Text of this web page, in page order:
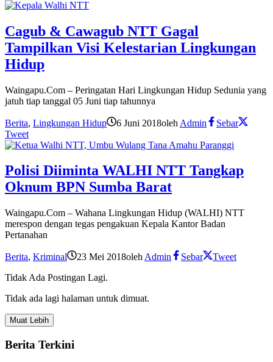
Cagub & Cawagub NTT Gagal
Tampilkan Visi Kelestarian Lingkungan
Hidup
Waingapu.Com – Peringatan Hari Lingkungan Hidup Sedunia yang
jatuh tiap tanggal 05 Juni tiap tahunnya
Berita, Lingkungan Hidup 6 Juni 2018oleh Admin
Sebar
Tweet
Polisi Diiminta WALHI NTT Tangkap
Oknum BPN Sumba Barat
Waingapu.Com – Wahana Lingkungan Hidup (WALHI) NTT
merespon dengan tegas pengakuan Kepala Kantor Badan
Pertanahan
Berita, Kriminal 23 Mei 2018oleh Admin Sebar
Tweet
Tidak Ada Postingan Lagi.
Tidak ada lagi halaman untuk dimuat.
Muat Lebih
Berita Terkini